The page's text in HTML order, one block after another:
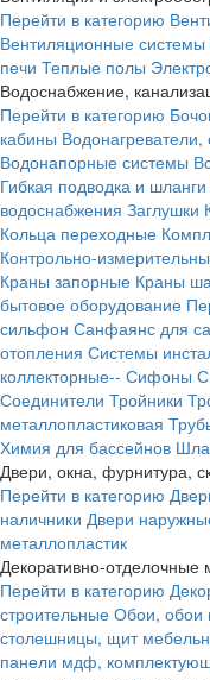
Перейти в категорию
Вентиляционные системы
печи Теплые полы
Водоснабжение,
Перейти в категорию
кабины
Водонапорные системы
Гибкая подводка и шланги
водоснабжения Заглушки
Кольца переходные
Контрольно-
Краны запорные Краны
бытовое оборудование
сильфон Санфаянс для
отопления Системы
коллекторные-- Сифоны
Соединители Тройники
металлопластиковая
Химия для бассейнов
Двери, окна, фурнитура,
Перейти в категорию
наличники Двери
металлопластик
Декоративно-отделочные
Перейти в категорию
строительные Обои, обои
столешницы, щит
панели мдф,